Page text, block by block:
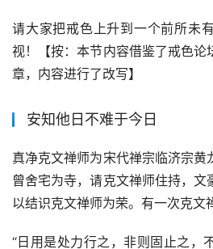
请大家把戒色上升到一个前所未
视！【按：本节内容借鉴了戒色论
章，内容进行了改写】
安知他日不难于今日
真净克文禅师为宋代禅宗临济宗黄
曾舍宅为寺，请克文禅师住持，文
以结识克文禅师为荣。有一次克文
“日用是处力行之，非则固止之，